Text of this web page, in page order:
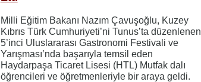
Milli Eğitim Bakanı Nazım Çavuşoğlu, Kuzey
Kıbrıs Türk Cumhuriyeti’ni Tunus’ta düzenlenen
5’inci Uluslararası Gastronomi Festivali ve
Yarışması’nda başarıyla temsil eden
Haydarpaşa Ticaret Lisesi (HTL) Mutfak dalı
öğrencileri ve öğretmenleriyle bir araya geldi.